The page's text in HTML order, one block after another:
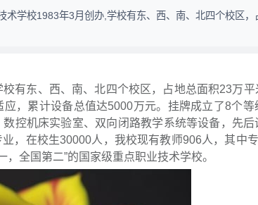
术学校1983年3月创办,学校有东、西、南、北四个校区
有东、西、南、北四个校区，占地总面积23万
，累计设备总值达5000万元。挂牌成立了8个等
控机床实验室、双向闭路教学系统等设备，先后
，在校生30000人，我校现有教师906人，其中
全国第二”的国家级重点职业技术学校。